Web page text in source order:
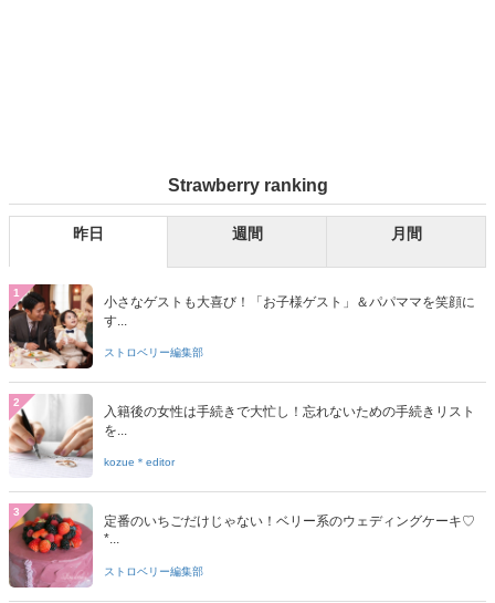
Strawberry ranking
昨日 週間 月間
1
小さなゲストも大喜び！「お子様ゲスト」＆パパママを笑顔に
す...
ストロベリー編集部
2
入籍後の女性は手続きで大忙し！忘れないための手続きリスト
を...
kozue＊editor
3
定番のいちごだけじゃない！ベリー系のウェディングケーキ♡
*...
ストロベリー編集部